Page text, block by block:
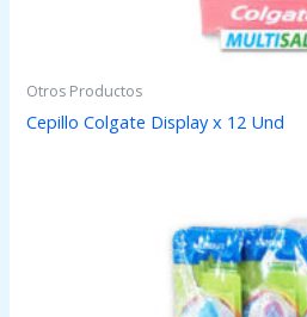
Otros Productos
Cepillo Colgate Display x 12 Und